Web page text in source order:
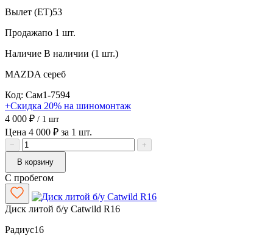
Вылет (ET)53
Продажапо 1 шт.
Наличие В наличии (1 шт.)
MAZDA сереб
Код: Сам1-7594
+Скидка 20% на шиномонтаж
4 000 ₽ / 1 шт
Цена 4 000 ₽ за 1 шт.
−
+
В корзину
С пробегом
Диск литой б/у Catwild R16
Радиус16